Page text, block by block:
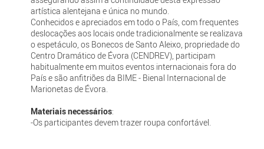
artística alentejana e única no mundo.
Conhecidos e apreciados em todo o País, com frequentes
deslocações aos locais onde tradicionalmente se realizava
o espetáculo, os Bonecos de Santo Aleixo, propriedade do
Centro Dramático de Évora (CENDREV), participam
habitualmente em muitos eventos internacionais fora do
País e são anfitriões da BIME - Bienal Internacional de
Marionetas de Évora.
Materiais necessários:
-Os participantes devem trazer roupa confortável.